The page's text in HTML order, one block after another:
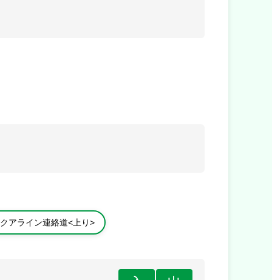
アライン連絡道<上り>